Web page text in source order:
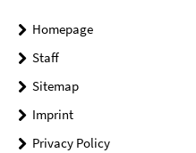
Homepage
Staff
Sitemap
Imprint
Privacy Policy